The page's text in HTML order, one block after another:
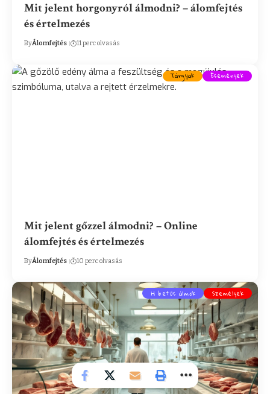
Mit jelent horgonyról álmodni? – álomfejtés
és értelmezés
ByÁlomfejtés 11 perc olvasás
Tárgyak Események
Mit jelent gőzzel álmodni? – Online
álomfejtés és értelmezés
ByÁlomfejtés 10 perc olvasás
H betűs álmok Személyek